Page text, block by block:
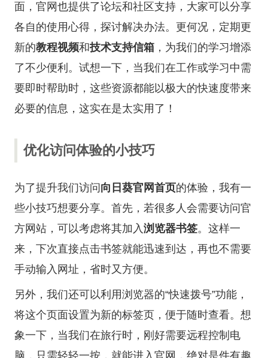
面，官网也提供了论坛和社区支持，大家可以分享
各自的使用心得，探讨解决办法。更何况，定期更
新的教程视频和技术支持信箱 ，为我们的学习增添
了不少便利。试想一下，当我们在工作或学习中需
要即时帮助时，这些资源都能以极大的快速度带来
必要的信息，这实在是太实用了！
优化访问体验的小技巧
为了提升我们访问 向日葵官网首页的体验，我有一
些小技巧想要分享。首先，若很多人会需要访问官
方网站，可以考虑将其加入浏览器书签。这样一
来，下次直接点击书签就能迅速到达，再也不需要
手动输入网址，省时又方便。
另外，我们还可以利用浏览器的“快速拨号”功能，
将这个页面设置为新的标签页，便于随时查看。想
象一下，当我们在旅行时，刚好需要远程控制电